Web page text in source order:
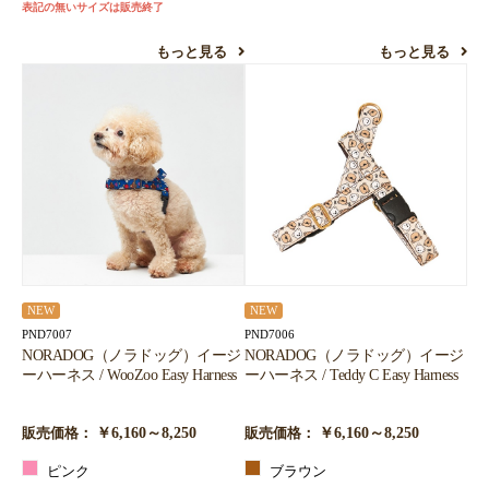
表記の無いサイズは販売終了
もっと見る もっと見る
NEW
PND7007
NORADOG（ノラドッグ）イージ
ーハーネス / WooZoo Easy Harness
販売価格： ￥6,160～8,250
ピンク
NEW
PND7006
NORADOG（ノラドッグ）イージ
ーハーネス / Teddy C Easy Harness
販売価格： ￥6,160～8,250
ブラウン